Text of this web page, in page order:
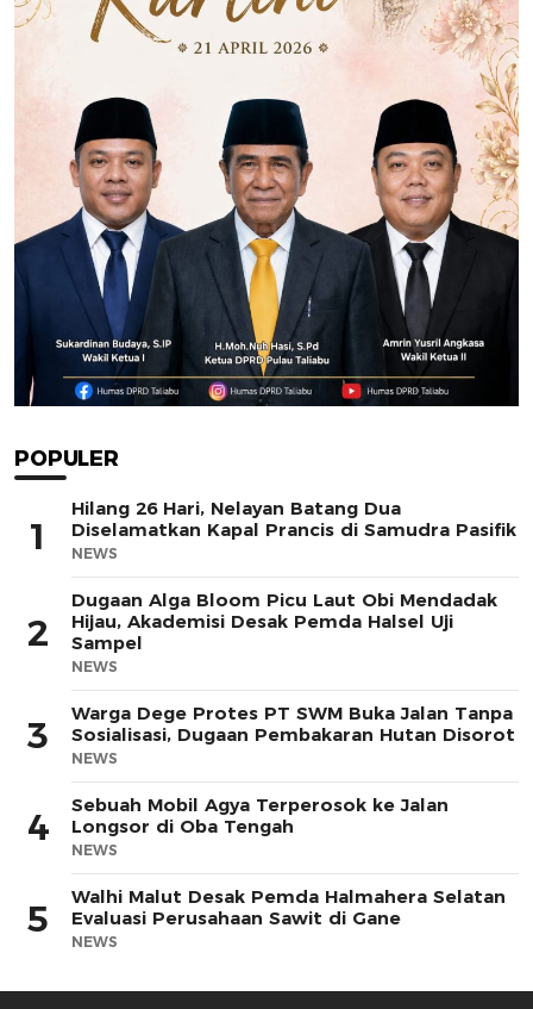
POPULER
1
Hilang 26 Hari, Nelayan Batang Dua
Diselamatkan Kapal Prancis di Samudra Pasifik
NEWS
2
Dugaan Alga Bloom Picu Laut Obi Mendadak
Hijau, Akademisi Desak Pemda Halsel Uji
Sampel
NEWS
3
Warga Dege Protes PT SWM Buka Jalan Tanpa
Sosialisasi, Dugaan Pembakaran Hutan Disorot
NEWS
4
Sebuah Mobil Agya Terperosok ke Jalan
Longsor di Oba Tengah
NEWS
5
Walhi Malut Desak Pemda Halmahera Selatan
Evaluasi Perusahaan Sawit di Gane
NEWS